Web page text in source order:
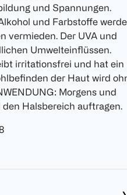
und Spannungen.
und Farbstoffe
vermieden. Der UVA und
Umwelteinflüssen.
irritationsfrei und hat ein
der Haut wird
Morgens und
Halsbereich auftragen.